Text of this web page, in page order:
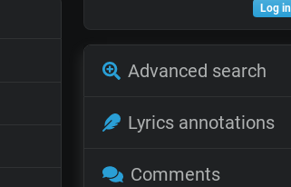
Log in
Advanced search
Lyrics annotations
Comments